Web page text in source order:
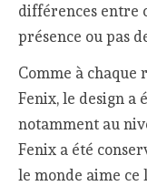
différences entre
présence ou pas
Comme à chaque
Fenix, le design a
notamment au
Fenix a été
le monde aime ce